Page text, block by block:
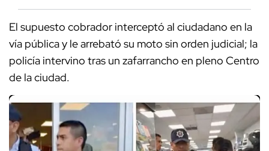
El supuesto cobrador interceptó al ciudadano en la
vía pública y le arrebató su moto sin orden judicial; la
policía intervino tras un zafarrancho en pleno Centro
de la ciudad.